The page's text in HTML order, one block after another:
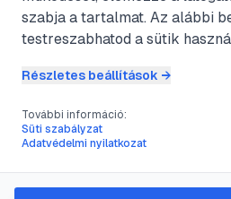
Mr.Murder-A
gyilkos(Dead
szabja a tartalmat. Az alábbi
testreszabhatod a sütik
Részletes beállítások →
További információ:
Süti szabályzat
Adatvédelmi nyilatkozat